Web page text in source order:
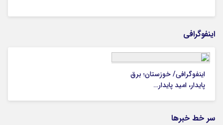
اینفوگرافی
اینفوگرافی/ خوزستان؛ برق
پایدار، امید پایدار…
سر خط خبرها